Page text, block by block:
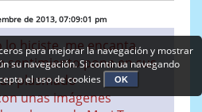
de 2013, 07:09:01 pm
hiciste, me encanta
sentimiento pone en sus
plasmado
unas imágenes
para mejorar la navegación y mostrar
su navegación. Si continua navegando
el uso de cookies
OK